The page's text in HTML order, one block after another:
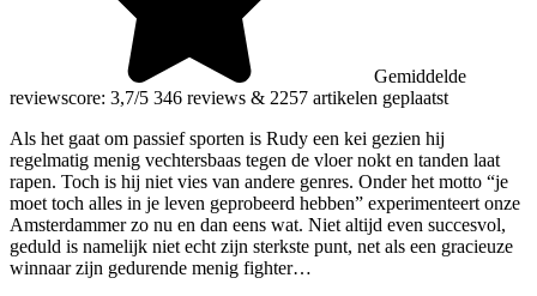
Gemiddelde
reviewscore: 3,7/5 346 reviews & 2257 artikelen geplaatst
Als het gaat om passief sporten is Rudy een kei gezien hij
regelmatig menig vechtersbaas tegen de vloer nokt en tanden laat
rapen. Toch is hij niet vies van andere genres. Onder het motto “je
moet toch alles in je leven geprobeerd hebben” experimenteert onze
Amsterdammer zo nu en dan eens wat. Niet altijd even succesvol,
geduld is namelijk niet echt zijn sterkste punt, net als een gracieuze
winnaar zijn gedurende menig fighter…